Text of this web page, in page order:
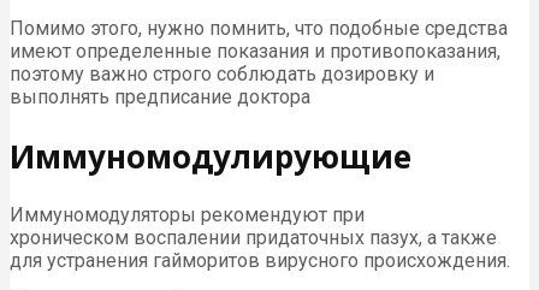
Помимо этого, нужно помнить, что подобные средства
имеют определенные показания и противопоказания,
поэтому важно строго соблюдать дозировку и
выполнять предписание доктора
Иммуномодулирующие
Иммуномодуляторы рекомендуют при
хроническом воспалении придаточных пазух, а также
для устранения гайморитов вирусного происхождения.